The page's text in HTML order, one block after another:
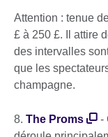
Attention : tenue
£ à 250 £. Il attire
des intervalles
que les
champagne.
8. The Proms
-